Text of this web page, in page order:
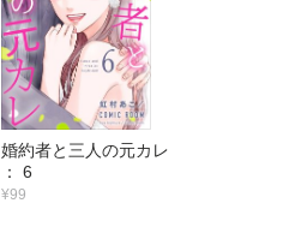
婚約者と三人の元カレ
： 6
¥99